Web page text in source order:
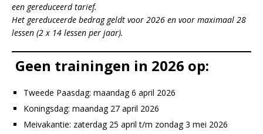
een gereduceerd tarief.
Het gereduceerde bedrag geldt voor 2026 en voor maximaal 28
lessen (2 x 14 lessen per jaar).
Geen trainingen in 2026 op:
Tweede Paasdag: maandag 6 april 2026
Koningsdag: maandag 27 april 2026
Meivakantie: zaterdag 25 april t/m zondag 3 mei 2026